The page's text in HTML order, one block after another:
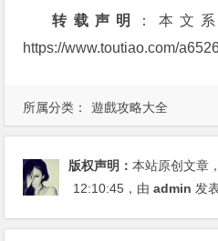
所属分类： 遊戲攻略大全
转载声明
：本文
https://www.toutiao.com/
版权声明：本站原创文章
12:10:45 ，由admin 发